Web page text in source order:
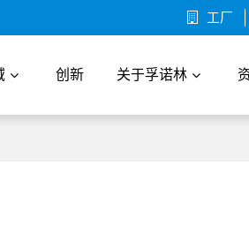
工厂
创新 关于孚诺林